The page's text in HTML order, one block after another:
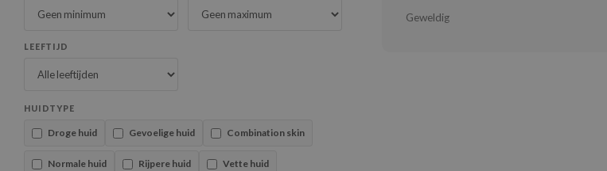
LEEFTIJD
HUIDTYPE
Droge huid Gevoelige huid Combination skin
Normale huid Rijpere huid Vette huid
Geweldig